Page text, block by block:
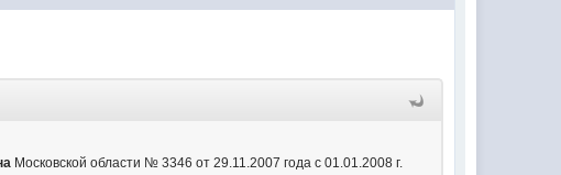
Московской области № 3346 от 29.11.2007 года с 01.01.2008 г.